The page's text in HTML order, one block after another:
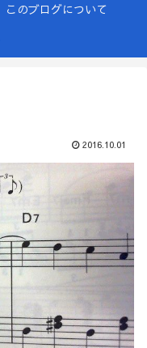
このブログについて
2016.10.01